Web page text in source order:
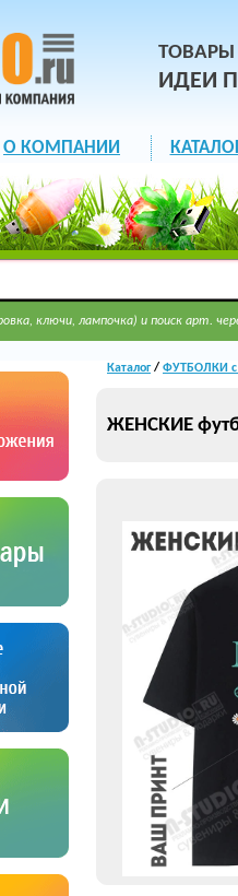
ИДЕИ
О КОМПАНИИ
ключи, лампочка) и поиск арт.
Каталог/ ФУТБОЛКИ
ЖЕНСКИЕ